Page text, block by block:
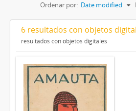
Ordenar por: Date modified
6 resultados con objetos
resultados con objetos digitales